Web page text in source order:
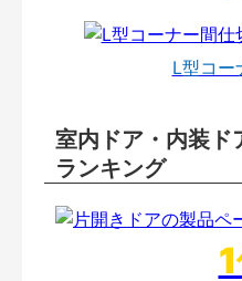
L型コー
室内ドア・内装ド
ランキング